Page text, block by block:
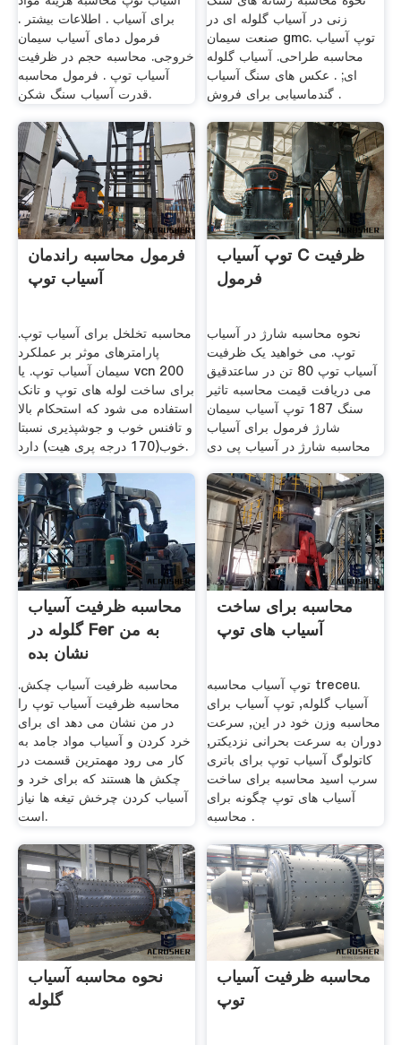
برای آسیاب . اطلاعات بیشتر .
فرمول دمای آسیاب سیمان
خروجی. محاسبه حجم در ظرفیت
آسیاب توپ . فرمول محاسبه
قدرت آسیاب سنگ شکن.
زنی در آسیاب گلوله ای در
صنعت سیمان gmc. توپ آسیاب
محاسبه طراحی. آسیاب گلوله
ای; . عکس های سنگ آسیاب
گندماسیابی برای فروش .
فرمول محاسبه راندمان
آسیاب توپ
محاسبه تخلخل برای آسیاب توپ.
پارامترهای موثر بر عملکرد
سیمان آسیاب توپ. یا vcn 200
برای ساخت لوله های توپ و تانک
استفاده می شود که استحکام بالا
و تافنس خوب و جوشپذیری نسبتا
خوب(170 درجه پری هیت) دارد.
توپ آسیاب C ظرفیت
فرمول
نحوه محاسبه شارژ در آسیاب
توپ. می خواهید یک ظرفیت
آسیاب توپ 80 تن در ساعتدقیق
می دریافت قیمت محاسبه تاثیر
سنگ 187 توپ آسیاب سیمان
شارژ فرمول برای آسیاب
محاسبه شارژ در آسیاب پی دی
محاسبه ظرفیت آسیاب
گلوله در Fer به من
نشان بده
محاسبه ظرفیت آسیاب چکش.
محاسبه ظرفیت آسیاب توپ را
در من نشان می دهد ای برای
خرد کردن و آسیاب مواد جامد به
کار می رود مهمترین قسمت در
چکش ها هستند که برای خرد و
آسیاب کردن چرخش تیغه ها نیاز
است.
محاسبه برای ساخت
آسیاب های توپ
توپ آسیاب محاسبه treceu.
آسیاب گلوله, توپ آسیاب برای
محاسبه وزن خود در این, سرعت
دوران به سرعت بحرانی نزدیکتر,
کاتولوگ آسیاب توپ برای باتری
سرب اسید محاسبه برای ساخت
آسیاب های توپ چگونه برای
محاسبه .
نحوه محاسبه آسیاب
گلوله
محاسبه ظرفیت آسیاب
توپ